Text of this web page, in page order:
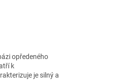
opředeného
k
je silný a